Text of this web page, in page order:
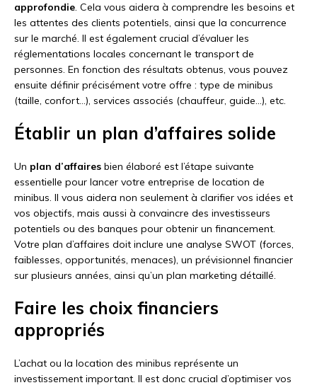
approfondie. Cela vous aidera à comprendre les besoins et
les attentes des clients potentiels, ainsi que la concurrence
sur le marché. Il est également crucial d’évaluer les
réglementations locales concernant le transport de
personnes. En fonction des résultats obtenus, vous pouvez
ensuite définir précisément votre offre : type de minibus
(taille, confort…), services associés (chauffeur, guide…), etc.
Établir un plan d’affaires solide
Un plan d’affaires bien élaboré est l’étape suivante
essentielle pour lancer votre entreprise de location de
minibus. Il vous aidera non seulement à clarifier vos idées et
vos objectifs, mais aussi à convaincre des investisseurs
potentiels ou des banques pour obtenir un financement.
Votre plan d’affaires doit inclure une analyse SWOT (forces,
faiblesses, opportunités, menaces), un prévisionnel financier
sur plusieurs années, ainsi qu’un plan marketing détaillé.
Faire les choix financiers
appropriés
L’achat ou la location des minibus représente un
investissement important. Il est donc crucial d’optimiser vos